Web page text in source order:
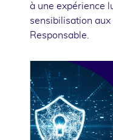
à une expérience
sensibilisation
Responsable.